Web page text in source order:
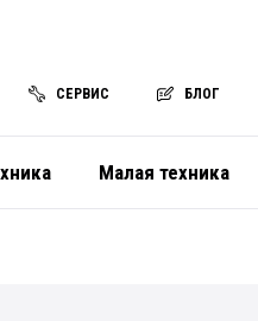
СЕРВИС БЛОГ
Малая техника